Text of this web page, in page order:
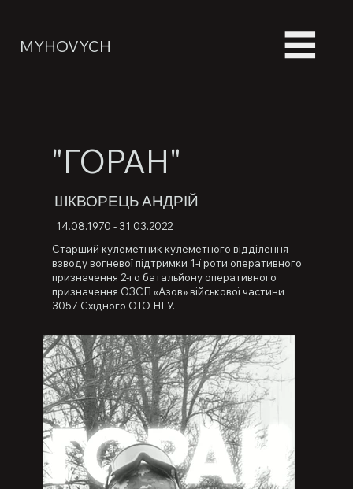
MYHOVYCH
"ГОРАН"
ШКВОРЕЦЬ АНДРІЙ
14.08.1970 - 31.03.2022
Старший кулеметник кулеметного відділення
взводу вогневої підтримки 1-ї роти оперативного
призначення 2-го батальйону оперативного
призначення ОЗСП «Азов» військової частини
3057 Східного ОТО НГУ.